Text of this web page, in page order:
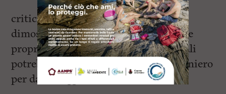
critici. La squadra di Campanella ha
dimostrato che la rinascita può partire
proprio da questi due giocatori, ai quali
potrebbe aggiungersi un rinforzo straniero
per dare maggiore solidità.